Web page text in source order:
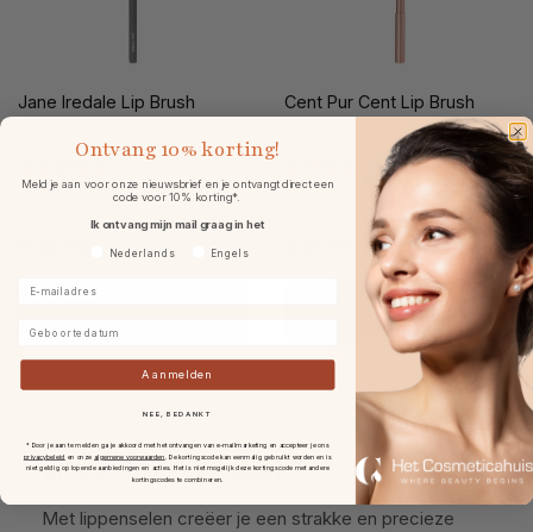
Jane Iredale Lip Brush Cent Pur Cent Lip Brush
Make-Up Lippenselen
Met lippenselen creëer je een strakke en precieze
Ontvang 10% korting!
Meld je aan voor onze nieuwsbrief en je ontvangt direct een
code voor 10% korting*.
Ik ontvang mijn mail graag in het
Voorkeurtaal
Nederlands Engels
Aanmelden
NEE, BEDANKT
* Door je aan te melden ga je akkoord met het ontvangen van e-mailmarketing en accepteer je ons
privacybeleid en onze algemene voorwaarden .De kortingscode kan eenmalig gebruikt worden en is
niet geldig op lopende aanbiedingen en acties. Het is niet mogelijk deze kortingscode met andere
kortingscodes te combineren.